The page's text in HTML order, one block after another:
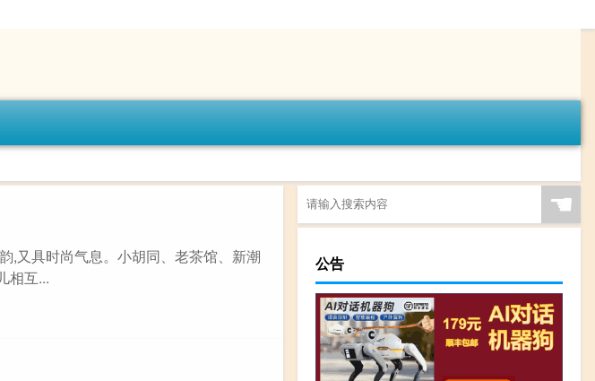
,又具时尚气息。小胡同、老茶馆、新潮
相互...
☚
公告